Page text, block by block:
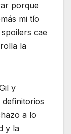
porque
mi tío
cae
la
y
a lo
y la